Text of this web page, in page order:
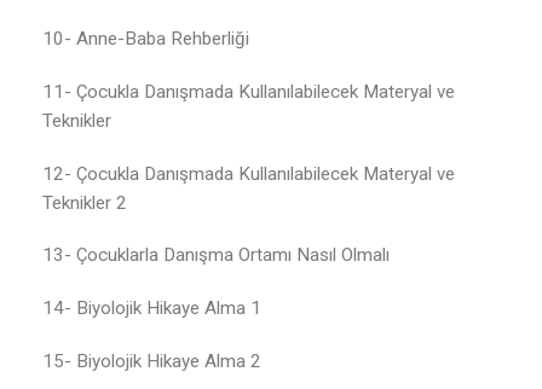
10- Anne-Baba Rehberliği
11- Çocukla Danışmada Kullanılabilecek Materyal ve
Teknikler
12- Çocukla Danışmada Kullanılabilecek Materyal ve
Teknikler 2
13- Çocuklarla Danışma Ortamı Nasıl Olmalı
14- Biyolojik Hikaye Alma 1
15- Biyolojik Hikaye Alma 2